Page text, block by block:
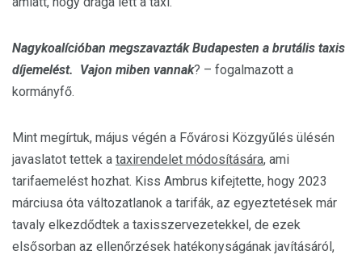
Nagykoalícióban megszavazták Budapesten a brutális taxis
díjemelést. Vajon miben vannak? – fogalmazott a
kormányfő.
Mint megírtuk, május végén a Fővárosi Közgyűlés ülésén
javaslatot tettek a taxirendelet módosítására, ami
tarifaemelést hozhat. Kiss Ambrus kifejtette, hogy 2023
márciusa óta változatlanok a tarifák, az egyeztetések már
tavaly elkezdődtek a taxisszervezetekkel, de ezek
elsősorban az ellenőrzések hatékonyságának javításáról,